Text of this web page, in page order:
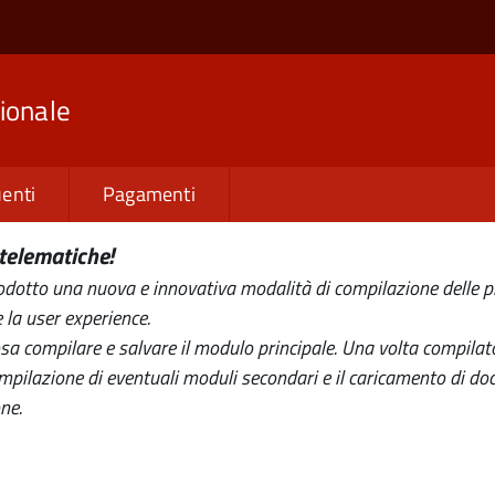
Pagamenti
una nuova e innovativa modalità di compilazione delle
user experience.
compilare e salvare il modulo principale. Una volta
di eventuali moduli secondari e il caricamento di